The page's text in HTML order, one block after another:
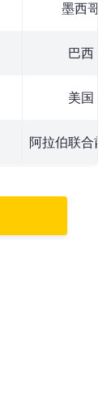
墨西哥
巴西
美国
阿拉伯联合酋